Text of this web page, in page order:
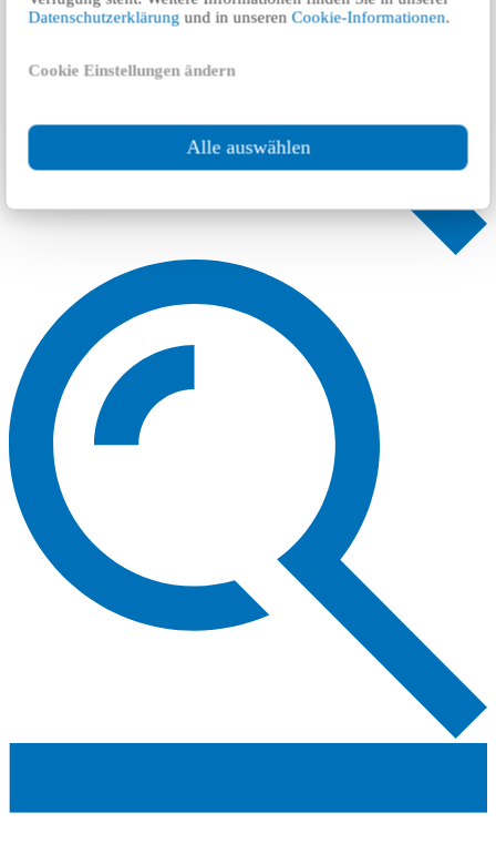
Datenschutzerklärung und in unserenCookie-Informationen.
Cookie Einstellungen ändern
Alle auswählen